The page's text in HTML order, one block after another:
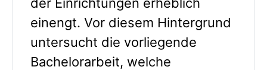
einengt. Vor diesem Hintergrund
untersucht die vorliegende
Bachelorarbeit, welche